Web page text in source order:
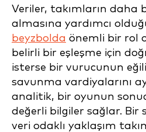
Veriler, takımların daha
almasına yardımcı
beyzbolda önemli bir rol
belirli bir eşleşme için
isterse bir vurucunun
savunma vardiyalarını
analitik, bir oyunun
değerli bilgiler sağlar. Bir
veri odaklı yaklaşım